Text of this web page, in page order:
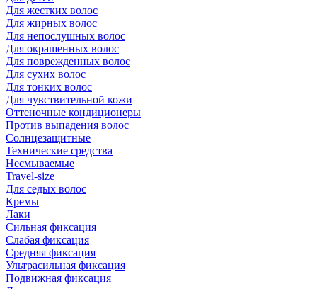
Для жестких волос
Для жирных волос
Для непослушных волос
Для окрашенных волос
Для поврежденных волос
Для сухих волос
Для тонких волос
Для чувствительной кожи
Оттеночные кондиционеры
Против выпадения волос
Солнцезащитные
Технические средства
Несмываемые
Travel-size
Для седых волос
Кремы
Лаки
Сильная фиксация
Слабая фиксация
Средняя фиксация
Ультрасильная фиксация
Подвижная фиксация